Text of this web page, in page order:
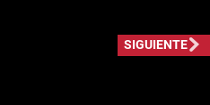
SIGUIENTE